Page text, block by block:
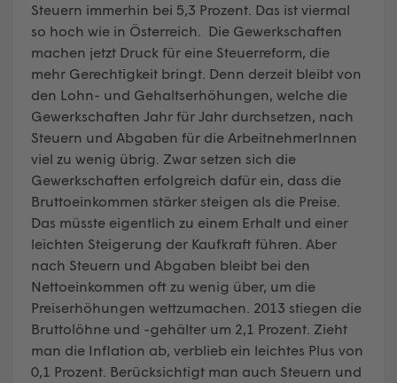
Steuern immerhin bei 5,3 Prozent. Das ist viermal
so hoch wie in Österreich. Die Gewerkschaften
machen jetzt Druck für eine Steuerreform, die
mehr Gerechtigkeit bringt. Denn derzeit bleibt von
den Lohn- und Gehaltserhöhungen, welche die
Gewerkschaften Jahr für Jahr durchsetzen, nach
Steuern und Abgaben für die ArbeitnehmerInnen
viel zu wenig übrig. Zwar setzen sich die
Gewerkschaften erfolgreich dafür ein, dass die
Bruttoeinkommen stärker steigen als die Preise.
Das müsste eigentlich zu einem Erhalt und einer
leichten Steigerung der Kaufkraft führen. Aber
nach Steuern und Abgaben bleibt bei den
Nettoeinkommen oft zu wenig über, um die
Preiserhöhungen wettzumachen. 2013 stiegen die
Bruttolöhne und -gehälter um 2,1 Prozent. Zieht
man die Inflation ab, verblieb ein leichtes Plus von
0,1 Prozent. Berücksichtigt man auch Steuern und